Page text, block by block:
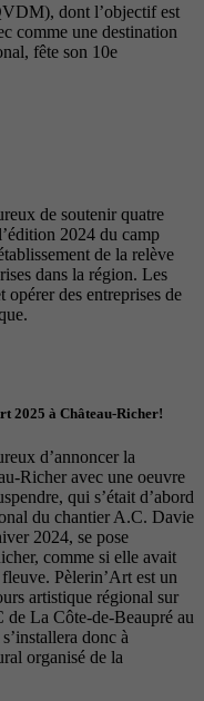
dont l’objectif est
comme une destination
fête son 10e
de soutenir quatre
2024 du camp
de la relève
dans la région. Les
opérer des entreprises de
2025 à Château-Richer!
d’annoncer la
Richer avec une oeuvre
qui s’était d’abord
du chantier A.C. Davie
2024, se pose
comme si elle avait
Pèlerin’Art est un
artistique régional sur
de La Côte-de-Beaupré au
donc à
organisé de la